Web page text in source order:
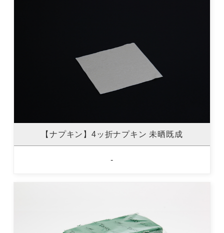
【ナプキン】4ッ折ナプキン 未晒既成
-